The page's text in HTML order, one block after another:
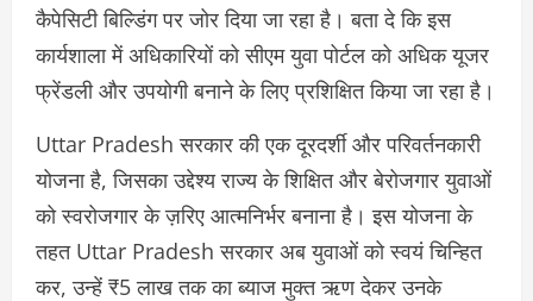
कैपेसिटी बिल्डिंग पर जोर दिया जा रहा है। बता दे कि इस
कार्यशाला में अधिकारियों को सीएम युवा पोर्टल को अधिक यूजर
फ्रेंडली और उपयोगी बनाने के लिए प्रशिक्षित किया जा रहा है।
Uttar Pradesh सरकार की एक दूरदर्शी और परिवर्तनकारी
योजना है, जिसका उद्देश्य राज्य के शिक्षित और बेरोजगार युवाओं
को स्वरोजगार के ज़रिए आत्मनिर्भर बनाना है। इस योजना के
तहत Uttar Pradesh सरकार अब युवाओं को स्वयं चिन्हित
कर, उन्हें ₹5 लाख तक का ब्याज मुक्त ऋण देकर उनके